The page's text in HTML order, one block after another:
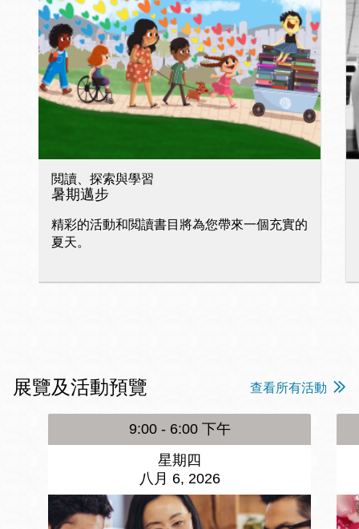
閲讀、探索與學習
暑期邁步
精彩的活動和閲讀書目將為您帶來一個充實的
夏天。
展覽及活動預覽 查看所有活動
9:00 - 6:00 下午
星期四
八月 6, 2026